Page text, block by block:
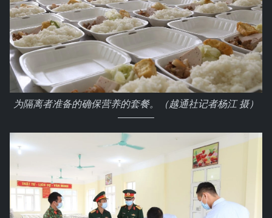
为隔离者准备的确保营养的套餐。（越通社记者杨江 摄）